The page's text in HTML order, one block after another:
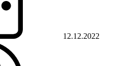
12.12.2022